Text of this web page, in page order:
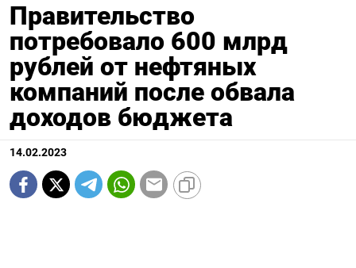
Правительство
потребовало 600 млрд
рублей от нефтяных
компаний после обвала
доходов бюджета
14.02.2023